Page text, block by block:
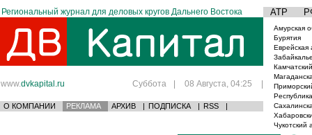
Региональный журнал для деловых кругов Дальнего Востока АТР
www.dvkapital.ru Суббота | 08 Августа, 04:25 |
О КОМПАНИИ РЕКЛАМА АРХИВ | ПОДПИСКА | RSS |
Амурская
Бурятия
Еврейская
Чукотский